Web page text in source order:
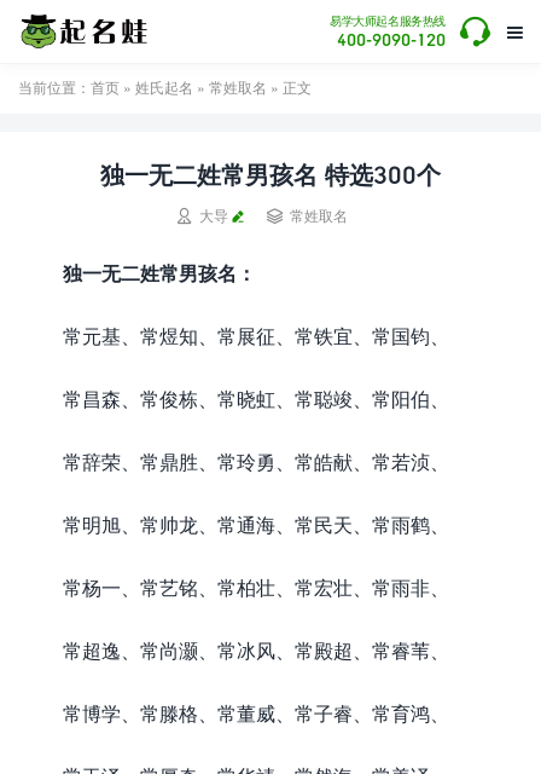

易学大师起名服务热线
400-9090-120 
当前位置： 首页 » 姓氏起名 » 常姓取名 » 正文
独一无二姓常男孩名 特选300个
 大导  常姓取名
独一无二姓常男孩名：
常元基、常煜知、常展征、常铁宜、常国钧、
常昌森、常俊栋、常晓虹、常聪竣、常阳伯、
常辞荣、常鼎胜、常玲勇、常皓献、常若浈、
常明旭、常帅龙、常通海、常民天、常雨鹤、
常杨一、常艺铭、常柏壮、常宏壮、常雨非、
常超逸、常尚灏、常冰风、常殿超、常睿苇、
常博学、常滕格、常董威、常子睿、常育鸿、